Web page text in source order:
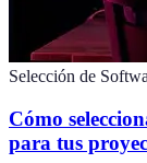
Selección de
Cómo
para tus